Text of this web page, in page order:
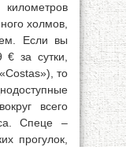
холмов,
Если вы
за сутки,
то
всего
Спеце –
прогулок,